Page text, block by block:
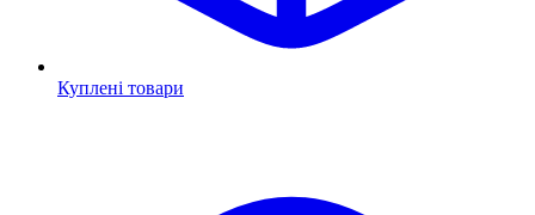
Куплені товари